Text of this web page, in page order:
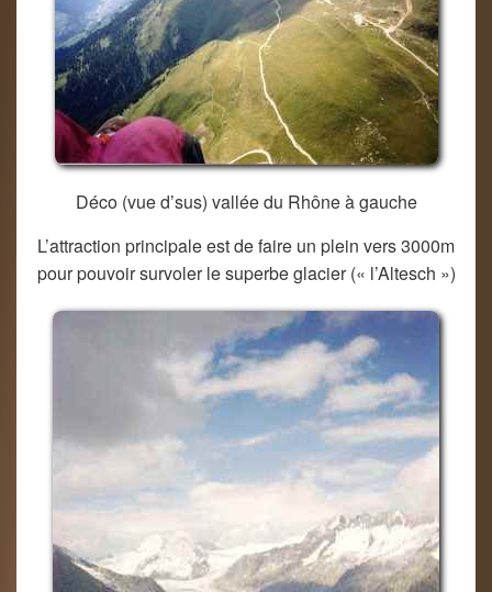
Déco (vue d’sus) vallée du Rhône à gauche
L’attraction principale est de faire un plein vers 3000m
pour pouvoir survoler le superbe glacier (« l’Altesch »)